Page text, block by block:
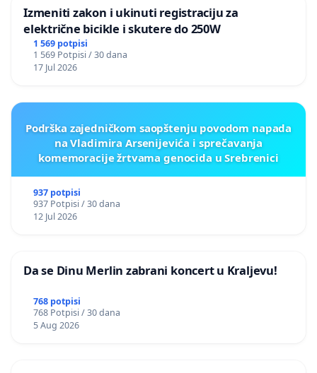
Izmeniti zakon i ukinuti registraciju za
električne bicikle i skutere do 250W
1 569 potpisi
1 569 Potpisi / 30 dana
17 Jul 2026
Podrška zajedničkom saopštenju povodom napada
na Vladimira Arsenijevića i sprečavanja
komemoracije žrtvama genocida u Srebrenici
937 potpisi
937 Potpisi / 30 dana
12 Jul 2026
Da se Dinu Merlin zabrani koncert u Kraljevu!
768 potpisi
768 Potpisi / 30 dana
5 Aug 2026